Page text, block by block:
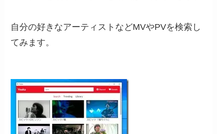
自分の好きなアーティストなどMVやPVを検索し
てみます。